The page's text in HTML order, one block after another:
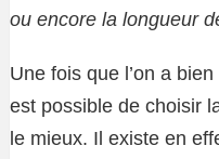
ou encore la longueur
Une fois que l’on a
est possible de choisir
le mieux. Il existe en